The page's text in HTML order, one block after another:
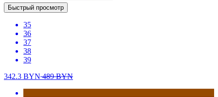
Быстрый просмотр
35
36
37
38
39
342.3 BYN489BYN